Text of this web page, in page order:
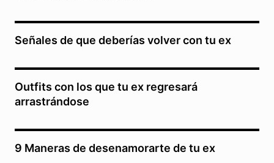
Señales de que deberías volver con tu ex
Outfits con los que tu ex regresará
arrastrándose
9 Maneras de desenamorarte de tu ex